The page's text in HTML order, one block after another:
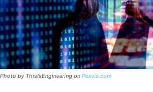
Photo by ThisIsEngineering on Pexels.com